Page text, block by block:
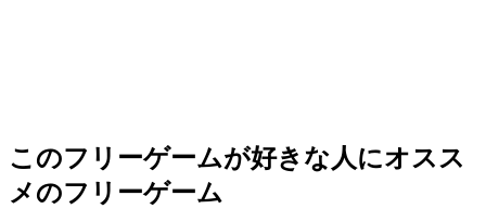
このフリーゲームが好きな人にオスス
メのフリーゲーム